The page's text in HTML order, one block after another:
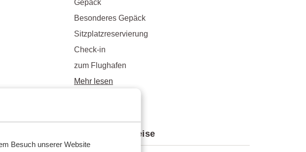
Besuch unserer Website
Gepäck
Besonderes Gepäck
Sitzplatzreservierung
Check-in
zum Flughafen
Mehr lesen
Bezahlen & Preise